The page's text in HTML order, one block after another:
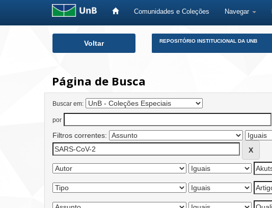
Comunidades e Coleções Navegar
Voltar REPOSITÓRIO INSTITUCIONAL DA UNB
Página de Busca
Buscar em:
por
Filtros correntes: